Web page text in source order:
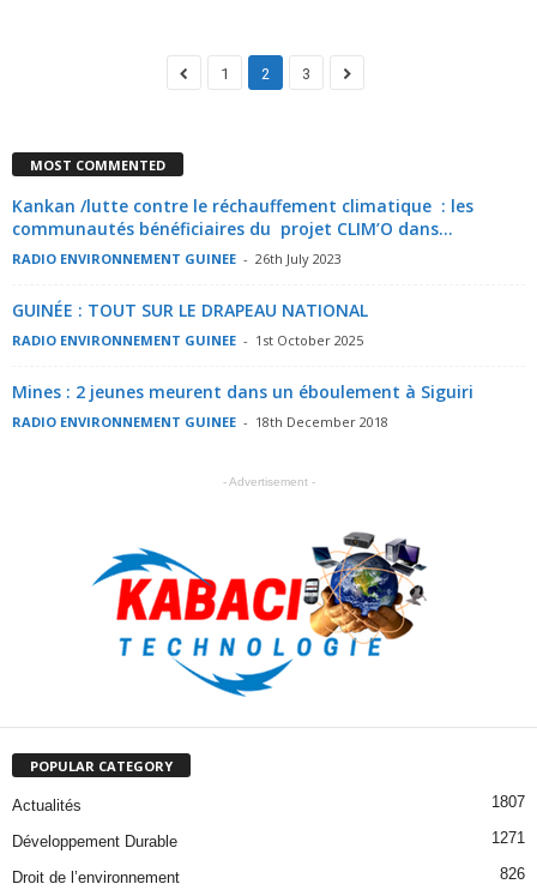
1 2 3
MOST COMMENTED
Kankan /lutte contre le réchauffement climatique : les
communautés bénéficiaires du projet CLIM’O dans...
RADIO ENVIRONNEMENT GUINEE - 26th July 2023
GUINÉE : TOUT SUR LE DRAPEAU NATIONAL
RADIO ENVIRONNEMENT GUINEE - 1st October 2025
Mines : 2 jeunes meurent dans un éboulement à Siguiri
RADIO ENVIRONNEMENT GUINEE - 18th December 2018
- Advertisement -
POPULAR CATEGORY
Actualités 1807
Développement Durable 1271
Droit de l’environnement 826